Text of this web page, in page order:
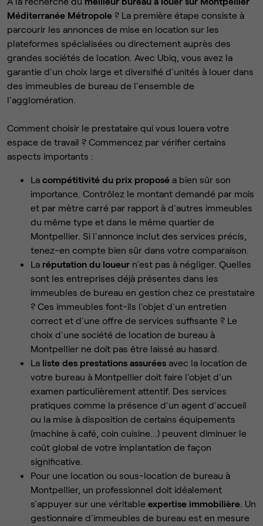
Méditerranée Métropole ? La première étape consiste à
parcourir les annonces de mise en location sur les
plateformes spécialisées ou directement auprès des
grandes sociétés de location. Avec Ubiq, vous avez la
garantie d'un choix large et diversifié d'unités à louer dans
des immeubles de bureau de l'ensemble de
l'agglomération.
Comment choisir le prestataire qui vous louera votre
espace de travail ? Commencez par vérifier certains
aspects importants :
La compétitivité du prix proposé a bien sûr son
importance. Contrôlez le montant demandé par mois
et par mètre carré par rapport à d'autres immeubles
du même type et dans le même quartier de
Montpellier. Si l'annonce inclut des services précis,
tenez-en compte bien sûr dans votre comparaison.
La réputation du loueur n'est pas à négliger. Quelles
sont les entreprises déjà présentes dans les
immeubles de bureau en gestion chez ce prestataire
? Ces immeubles font-ils l'objet d'un entretien
correct et d'une offre de services suffisante ? Le
choix d'une société de location de bureau à
Montpellier ne doit pas être laissé au hasard.
La liste des prestations assurées avec la location de
votre bureau à Montpellier doit faire l'objet d'un
examen particulièrement attentif. Des services
pratiques comme la présence d'un agent d'accueil
ou la mise à disposition de certains équipements
(machine à café, coin cuisine...) peuvent diminuer le
coût global de votre implantation de façon
significative.
Pour une location ou sous-location de bureau à
Montpellier, un professionnel doit idéalement
s'appuyer sur une véritable expertise immobilière . Un
gestionnaire d'immeubles de bureau est en mesure